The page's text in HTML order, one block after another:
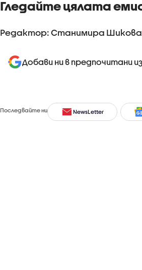
Гледайте цялата
Редактор: Станимира Шикова
Добави ни в предпочитани
Последвайте ни NewsLetter